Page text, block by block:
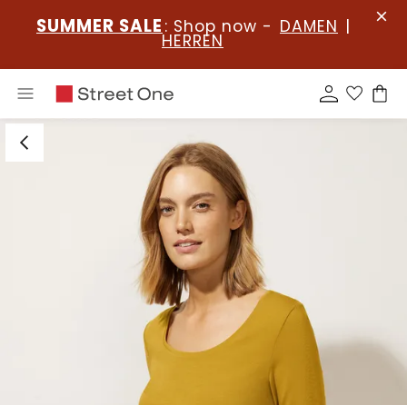
SUMMER SALE : Shop now - DAMEN |
HERREN